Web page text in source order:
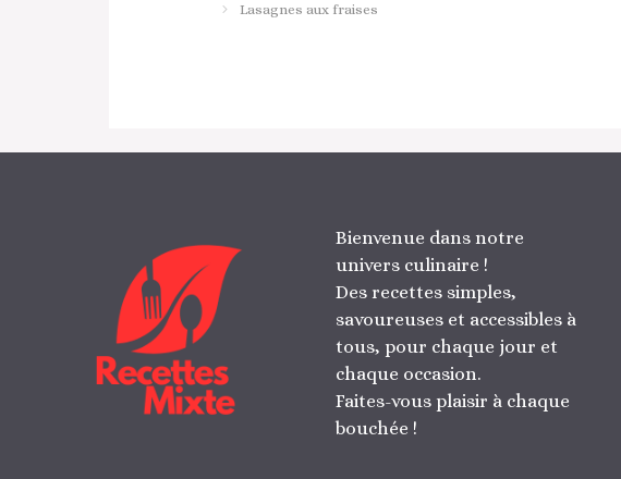
Lasagnes aux fraises
Bienvenue dans notre
univers culinaire !
Des recettes simples,
savoureuses et accessibles à
tous, pour chaque jour et
chaque occasion.
Faites-vous plaisir à chaque
bouchée !